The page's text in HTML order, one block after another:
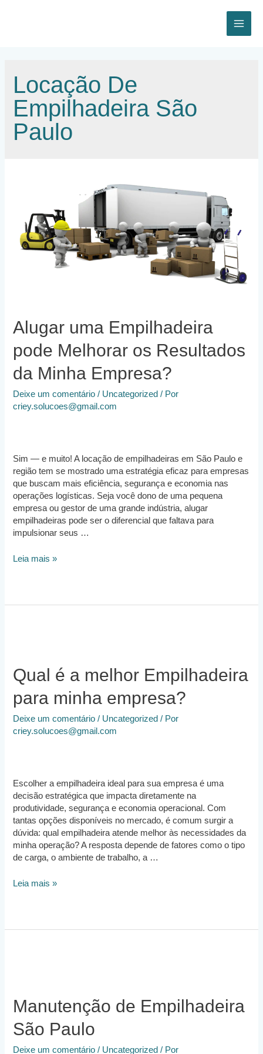
Locação De
Empilhadeira São
Paulo
Alugar uma Empilhadeira
pode Melhorar os Resultados
da Minha Empresa?
Deixe um comentário / Uncategorized / Por
criey.solucoes@gmail.com
Sim — e muito! A locação de empilhadeiras em São Paulo e
região tem se mostrado uma estratégia eficaz para empresas
que buscam mais eficiência, segurança e economia nas
operações logísticas. Seja você dono de uma pequena
empresa ou gestor de uma grande indústria, alugar
empilhadeiras pode ser o diferencial que faltava para
impulsionar seus …
Alugar
Melhorar
Empresa?
Leia mais »
Qual é a melhor Empilhadeira
para minha empresa?
Deixe um comentário / Uncategorized / Por
criey.solucoes@gmail.com
Escolher a empilhadeira ideal para sua empresa é uma
decisão estratégica que impacta diretamente na
produtividade, segurança e economia operacional. Com
tantas opções disponíveis no mercado, é comum surgir a
dúvida: qual empilhadeira atende melhor às necessidades da
minha operação? A resposta depende de fatores como o tipo
de carga, o ambiente de trabalho, a …
Qual
Empilhadeira
Leia mais »
Manutenção de Empilhadeira
São Paulo
Deixe um comentário / Uncategorized / Por